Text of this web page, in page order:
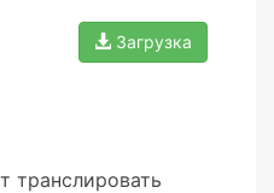
Загрузка
транслировать